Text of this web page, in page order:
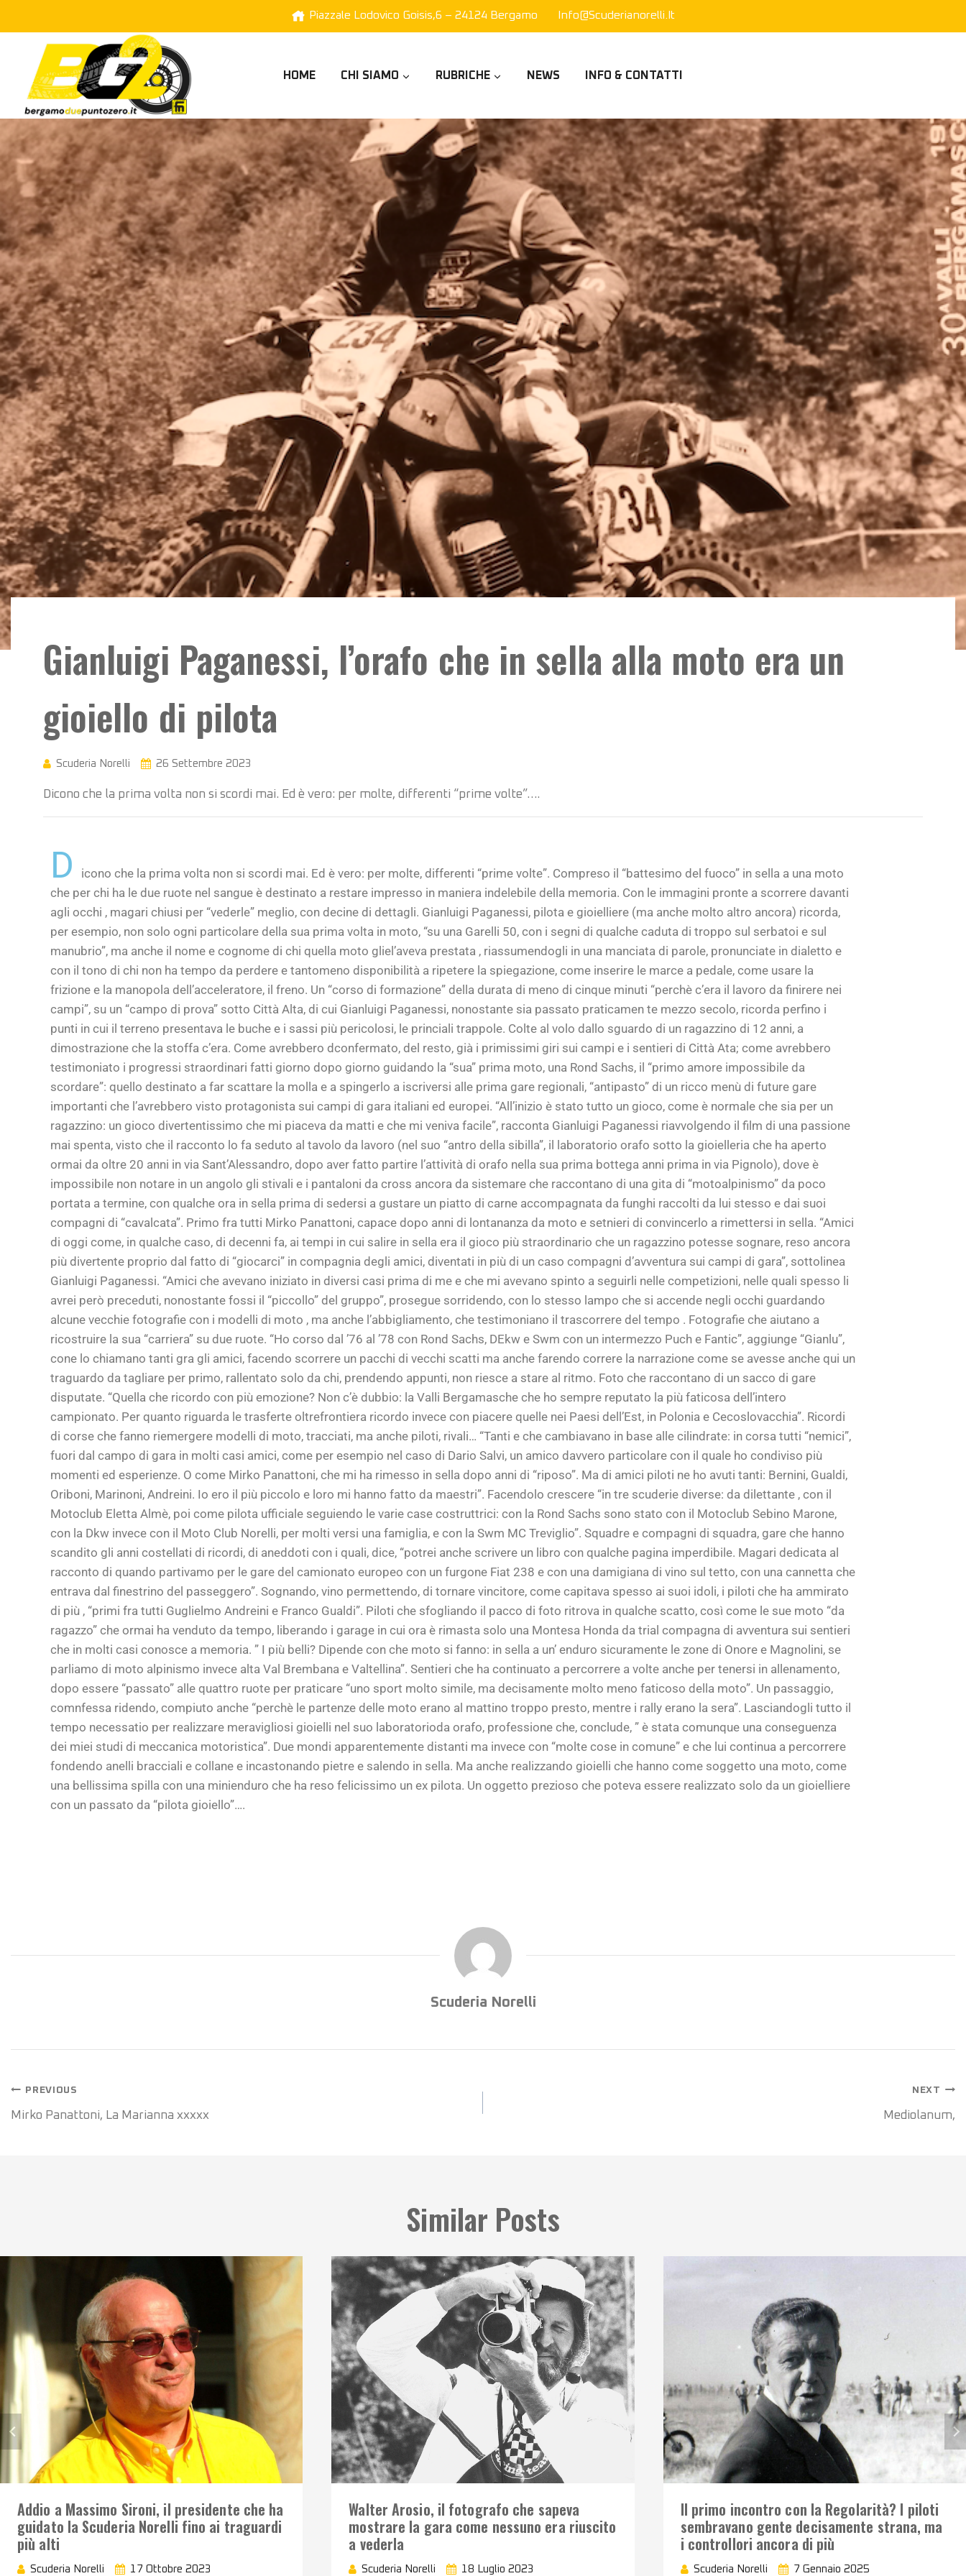
Piazzale Lodovico Goisis,6 – 24124 Bergamo Info@scuderianorelli.it
HOME CHI SIAMO RUBRICHE NEWS INFO & CONTATTI
Gianluigi Paganessi, l’orafo che in sella alla moto era un
gioiello di pilota
Scuderia Norelli 26 Settembre 2023
Dicono che la prima volta non si scordi mai. Ed è vero: per molte, differenti “prime volte”….
D
icono che la prima volta non si scordi mai. Ed è vero: per molte, differenti “prime volte”. Compreso il “battesimo del fuoco” in sella a una moto
che per chi ha le due ruote nel sangue è destinato a restare impresso in maniera indelebile della memoria. Con le immagini pronte a scorrere davanti
agli occhi , magari chiusi per “vederle” meglio, con decine di dettagli. Gianluigi Paganessi, pilota e gioielliere (ma anche molto altro ancora) ricorda,
per esempio, non solo ogni particolare della sua prima volta in moto, “su una Garelli 50, con i segni di qualche caduta di troppo sul serbatoi e sul
manubrio”, ma anche il nome e cognome di chi quella moto gliel’aveva prestata , riassumendogli in una manciata di parole, pronunciate in dialetto e
con il tono di chi non ha tempo da perdere e tantomeno disponibilità a ripetere la spiegazione, come inserire le marce a pedale, come usare la
frizione e la manopola dell’acceleratore, il freno. Un “corso di formazione” della durata di meno di cinque minuti “perchè c’era il lavoro da finirere nei
campi”, su un “campo di prova” sotto Città Alta, di cui Gianluigi Paganessi, nonostante sia passato praticamen te mezzo secolo, ricorda perfino i
punti in cui il terreno presentava le buche e i sassi più pericolosi, le princiali trappole. Colte al volo dallo sguardo di un ragazzino di 12 anni, a
dimostrazione che la stoffa c’era. Come avrebbero dconfermato, del resto, già i primissimi giri sui campi e i sentieri di Città Ata; come avrebbero
testimoniato i progressi straordinari fatti giorno dopo giorno guidando la “sua” prima moto, una Rond Sachs, il “primo amore impossibile da
scordare”: quello destinato a far scattare la molla e a spingerlo a iscriversi alle prima gare regionali, “antipasto” di un ricco menù di future gare
importanti che l’avrebbero visto protagonista sui campi di gara italiani ed europei. “All’inizio è stato tutto un gioco, come è normale che sia per un
ragazzino: un gioco divertentissimo che mi piaceva da matti e che mi veniva facile”, racconta Gianluigi Paganessi riavvolgendo il film di una passione
mai spenta, visto che il racconto lo fa seduto al tavolo da lavoro (nel suo “antro della sibilla”, il laboratorio orafo sotto la gioielleria che ha aperto
ormai da oltre 20 anni in via Sant’Alessandro, dopo aver fatto partire l’attività di orafo nella sua prima bottega anni prima in via Pignolo), dove è
impossibile non notare in un angolo gli stivali e i pantaloni da cross ancora da sistemare che raccontano di una gita di “motoalpinismo” da poco
portata a termine, con qualche ora in sella prima di sedersi a gustare un piatto di carne accompagnata da funghi raccolti da lui stesso e dai suoi
compagni di “cavalcata”. Primo fra tutti Mirko Panattoni, capace dopo anni di lontananza da moto e setnieri di convincerlo a rimettersi in sella. “Amici
di oggi come, in qualche caso, di decenni fa, ai tempi in cui salire in sella era il gioco più straordinario che un ragazzino potesse sognare, reso ancora
più divertente proprio dal fatto di “giocarci” in compagnia degli amici, diventati in più di un caso compagni d’avventura sui campi di gara”, sottolinea
Gianluigi Paganessi. “Amici che avevano iniziato in diversi casi prima di me e che mi avevano spinto a seguirli nelle competizioni, nelle quali spesso li
avrei però preceduti, nonostante fossi il “piccollo” del gruppo”, prosegue sorridendo, con lo stesso lampo che si accende negli occhi guardando
alcune vecchie fotografie con i modelli di moto , ma anche l’abbigliamento, che testimoniano il trascorrere del tempo . Fotografie che aiutano a
ricostruire la sua “carriera” su due ruote. “Ho corso dal ’76 al ’78 con Rond Sachs, DEkw e Swm con un intermezzo Puch e Fantic”, aggiunge “Gianlu”,
cone lo chiamano tanti gra gli amici, facendo scorrere un pacchi di vecchi scatti ma anche farendo correre la narrazione come se avesse anche qui un
traguardo da tagliare per primo, rallentato solo da chi, prendendo appunti, non riesce a stare al ritmo. Foto che raccontano di un sacco di gare
disputate. “Quella che ricordo con più emozione? Non c’è dubbio: la Valli Bergamasche che ho sempre reputato la più faticosa dell’intero
campionato. Per quanto riguarda le trasferte oltrefrontiera ricordo invece con piacere quelle nei Paesi dell’Est, in Polonia e Cecoslovacchia”. Ricordi
di corse che fanno riemergere modelli di moto, tracciati, ma anche piloti, rivali… “Tanti e che cambiavano in base alle cilindrate: in corsa tutti “nemici”,
fuori dal campo di gara in molti casi amici, come per esempio nel caso di Dario Salvi, un amico davvero particolare con il quale ho condiviso più
momenti ed esperienze. O come Mirko Panattoni, che mi ha rimesso in sella dopo anni di “riposo”. Ma di amici piloti ne ho avuti tanti: Bernini, Gualdi,
Oriboni, Marinoni, Andreini. Io ero il più piccolo e loro mi hanno fatto da maestri”. Facendolo crescere “in tre scuderie diverse: da dilettante , con il
Motoclub Eletta Almè, poi come pilota ufficiale seguiendo le varie case costruttrici: con la Rond Sachs sono stato con il Motoclub Sebino Marone,
con la Dkw invece con il Moto Club Norelli, per molti versi una famiglia, e con la Swm MC Treviglio”. Squadre e compagni di squadra, gare che hanno
scandito gli anni costellati di ricordi, di aneddoti con i quali, dice, “potrei anche scrivere un libro con qualche pagina imperdibile. Magari dedicata al
racconto di quando partivamo per le gare del camionato europeo con un furgone Fiat 238 e con una damigiana di vino sul tetto, con una cannetta che
entrava dal finestrino del passeggero”. Sognando, vino permettendo, di tornare vincitore, come capitava spesso ai suoi idoli, i piloti che ha ammirato
di più , “primi fra tutti Guglielmo Andreini e Franco Gualdi”. Piloti che sfogliando il pacco di foto ritrova in qualche scatto, così come le sue moto “da
ragazzo” che ormai ha venduto da tempo, liberando i garage in cui ora è rimasta solo una Montesa Honda da trial compagna di avventura sui sentieri
che in molti casi conosce a memoria. ” I più belli? Dipende con che moto si fanno: in sella a un’ enduro sicuramente le zone di Onore e Magnolini, se
parliamo di moto alpinismo invece alta Val Brembana e Valtellina”. Sentieri che ha continuato a percorrere a volte anche per tenersi in allenamento,
dopo essere “passato” alle quattro ruote per praticare “uno sport molto simile, ma decisamente molto meno faticoso della moto”. Un passaggio,
comnfessa ridendo, compiuto anche “perchè le partenze delle moto erano al mattino troppo presto, mentre i rally erano la sera”. Lasciandogli tutto il
tempo necessatio per realizzare meravigliosi gioielli nel suo laboratorioda orafo, professione che, conclude, ” è stata comunque una conseguenza
dei miei studi di meccanica motoristica”. Due mondi apparentemente distanti ma invece con “molte cose in comune” e che lui continua a percorrere
fondendo anelli bracciali e collane e incastonando pietre e salendo in sella. Ma anche realizzando gioielli che hanno come soggetto una moto, come
una bellissima spilla con una minienduro che ha reso felicissimo un ex pilota. Un oggetto prezioso che poteva essere realizzato solo da un gioielliere
con un passato da “pilota gioiello”….
Scuderia Norelli
PREVIOUS
Mirko Panattoni, La Marianna xxxxx
NEXT
Mediolanum,
Similar Posts
Addio a Massimo Sironi, il presidente che ha
guidato la Scuderia Norelli fino ai traguardi
più alti
Scuderia Norelli 17 Ottobre 2023
Walter Arosio, il fotografo che sapeva
mostrare la gara come nessuno era riuscito
a vederla
Scuderia Norelli 18 Luglio 2023
Il primo incontro con la Regolarità? I piloti
sembravano gente decisamente strana, ma
i controllori ancora di più
Scuderia Norelli 7 Gennaio 2025